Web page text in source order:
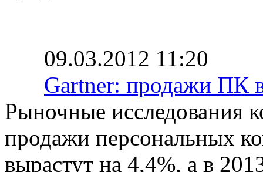
09.03.2012 11:20
Gartner: продажи ПК
Рыночные исследования
продажи персональных
вырастут на 4,4%, а в